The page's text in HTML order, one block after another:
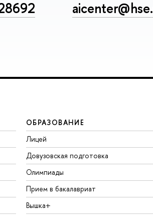
ОБРАЗОВАНИЕ
Лицей
Довузовская подготовка
Олимпиады
Прием в бакалавриат
Вышка+